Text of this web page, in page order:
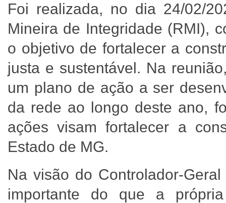
Foi realizada, no dia 24/02/
Mineira de Integridade (RMI),
o objetivo de fortalecer a
justa e sustentável. Na
um plano de ação a ser
da rede ao longo deste ano,
ações visam fortalecer a
Estado de MG.
Na visão do Controlador-
importante do que a